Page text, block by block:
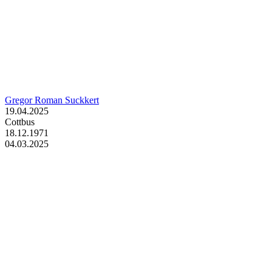
Gregor Roman Suckkert
19.04.2025
Cottbus
18.12.1971
04.03.2025